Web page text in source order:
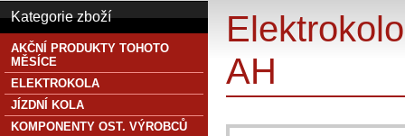
AH
Kategorie zboží
AKČNÍ PRODUKTY TOHOTO
MĚSÍCE
ELEKTROKOLA
JÍZDNÍ KOLA
KOMPONENTY OST. VÝROBCŮ